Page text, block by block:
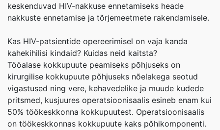
keskenduvad HIV-nakkuse ennetamiseks heade
nakkuste ennetamise ja tõrjemeetmete rakendamisele.
Kas HIV-patsientide opereerimisel on vaja kanda
kahekihilisi kindaid? Kuidas neid kaitsta?
Tööalase kokkupuute peamiseks põhjuseks on
kirurgilise kokkupuute põhjuseks nõelakega seotud
vigastused ning vere, kehavedelike ja muude kudede
pritsmed, kusjuures operatsioonisaalis esineb enam kui
50% töökeskkonna kokkupuutest. Operatsioonisaalis
on töökeskkonnas kokkupuute kaks põhikomponenti.